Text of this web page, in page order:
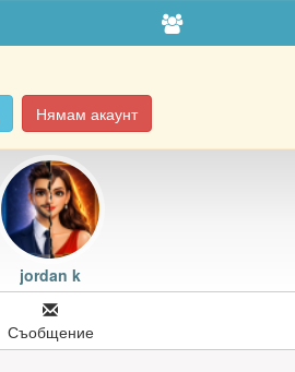
Нямам акаунт
jordan k
Съобщение